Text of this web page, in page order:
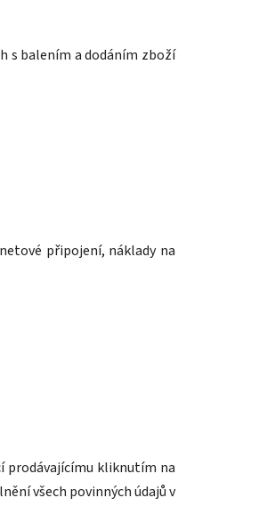
s balením a dodáním zboží
připojení, náklady na
prodávajícímu kliknutím na
všech povinných údajů v